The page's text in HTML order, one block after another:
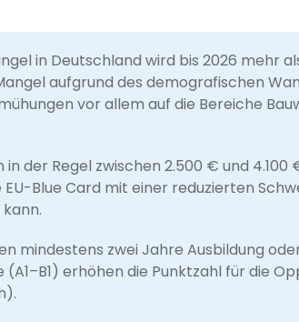
in Deutschland wird bis 2026 mehr
aufgrund des demografischen
vor allem auf die Bereiche
in der Regel zwischen 2.500 € und
Blue Card mit einer reduzierten
mindestens zwei Jahre Ausbildung
(A1–B1) erhöhen die Punktzahl für die